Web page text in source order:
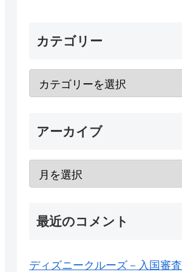
カテゴリー
アーカイブ
最近のコメント
ディズニークルーズ－入国審査